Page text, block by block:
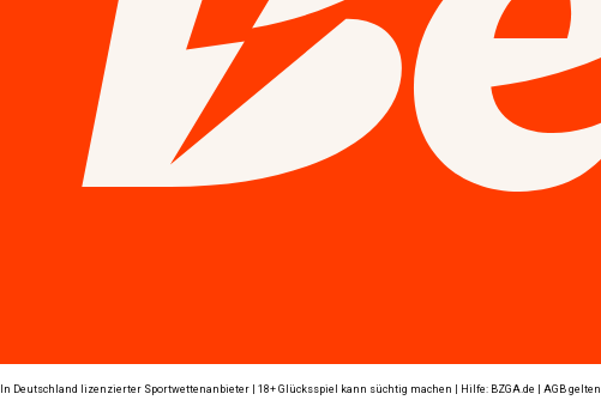
In Deutschland lizenzierter Sportwettenanbieter | 18+ Glücksspiel kann süchtig machen | Hilfe: BZGA.de | AGB gelten